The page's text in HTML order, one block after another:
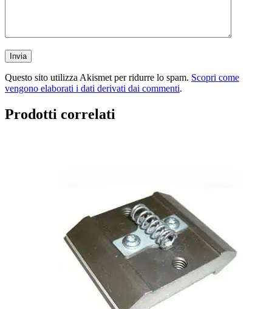
Questo sito utilizza Akismet per ridurre lo spam. Scopri come
vengono elaborati i dati derivati dai commenti.
Prodotti correlati